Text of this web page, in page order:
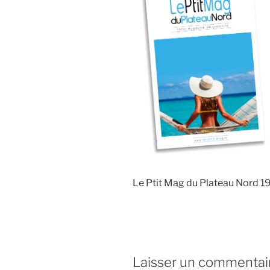
Le Ptit Mag du Plateau Nord
Laisser un